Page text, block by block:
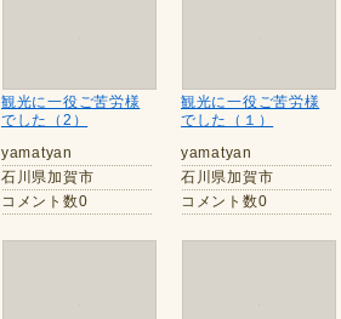
観光に一役ご苦労様
でした（2）
yamatyan
石川県加賀市
コメント数0
観光に一役ご苦労様
でした（１）
yamatyan
石川県加賀市
コメント数0